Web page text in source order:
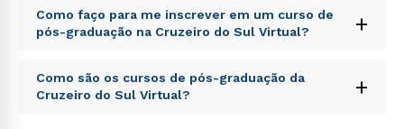
Sed ut perspiciatis unde omnis iste natus error sit
voluptatem accusantium doloremque laudantium,
totam rem aperiam, eaque ipsa quae ab illo inventore
explicabo. Nemo enim ipsam voluptatem quia
voluptas sit aspernatur aut odit aut fugit, sed quia
Como faço para me inscrever em um curso de
pós-graduação na Cruzeiro do Sul Virtual?
+
Sed ut perspiciatis unde omnis iste natus error sit
voluptatem accusantium doloremque laudantium,
Como são os cursos de pós-graduação da
Cruzeiro do Sul Virtual?
+